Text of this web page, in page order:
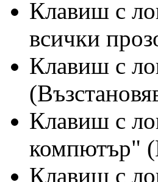
Клавиш с
всички
Клавиш с
Клавиш с
компютър"
Клавиш с